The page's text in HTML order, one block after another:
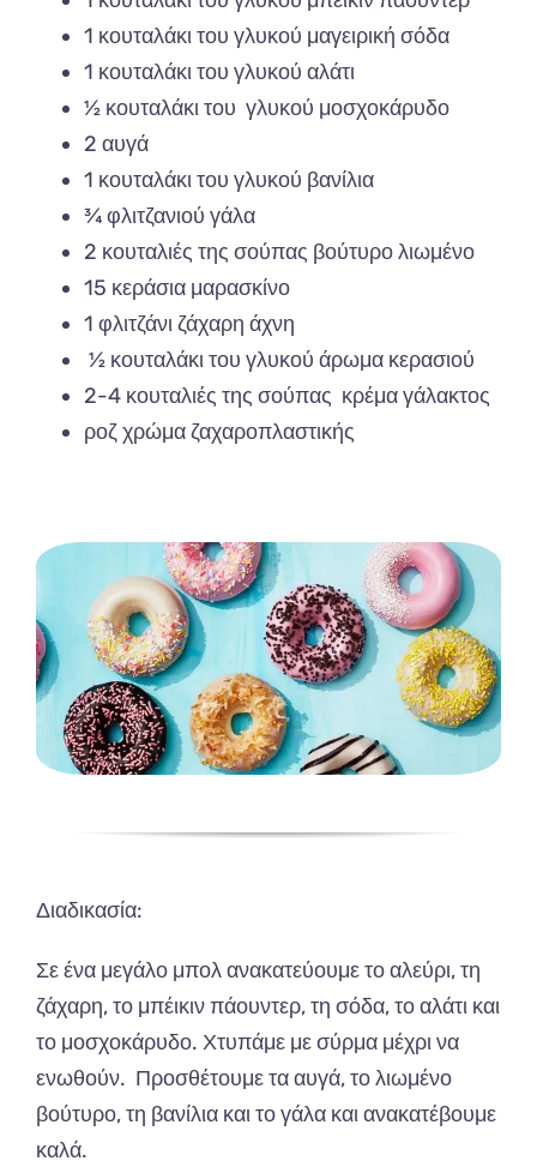
1 κουταλάκιτου γλυκού μαγειρική σόδα
1 κουταλάκιτου γλυκού αλάτι
½ κουταλάκιτου γλυκού μοσχοκάρυδο
2 αυγά
1 κουταλάκιτου γλυκού βανίλια
¾φλιτζανιού γάλα
2 κουταλιές της σούπας βούτυρολιωμένο
15 κεράσια μαρασκίνο
1 φλιτζάνιζάχαρη άχνη
½ κουταλάκιτου γλυκού άρωμα κερασιού
2-4 κουταλιές της σούπας κρέμαγάλακτος
ροζχρώμα ζαχαροπλαστικής
Διαδικασία:
Σε ένα μεγάλο μπολ ανακατεύουμε το αλεύρι, τη
ζάχαρη, το μπέικιν πάουντερ, τη σόδα, το αλάτι και
το μοσχοκάρυδο. Χτυπάμε με σύρμα μέχρι να
ενωθούν. Προσθέτουμε τα αυγά, το λιωμένο
βούτυρο, τη βανίλια και το γάλα και ανακατέβουμε
καλά.